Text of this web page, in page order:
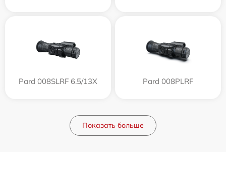
Pard 008SLRF 6.5/13X Pard 008PLRF
Показать больше